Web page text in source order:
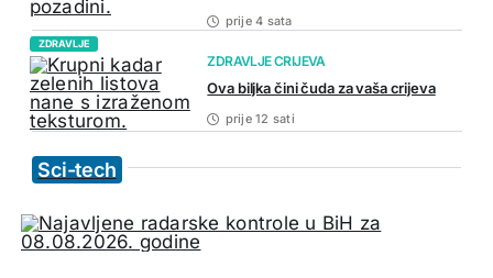
prije 4 sata
ZDRAVLJE
ZDRAVLJE CRIJEVA
Ova biljka čini čuda za vaša crijeva
prije 12 sati
Sci-tech